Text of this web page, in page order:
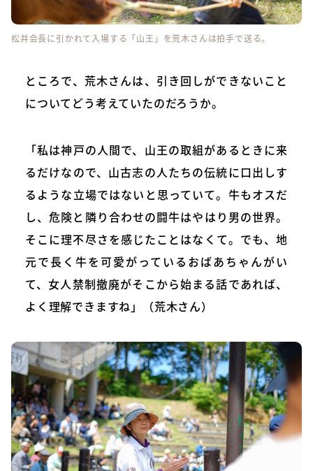
松井会長に引かれて入場する「山王」を荒木さんは拍手で送る。
ところで、荒木さんは、引き回しができないこと
についてどう考えていたのだろうか。
「私は神戸の人間で、山王の取組があるときに来
るだけなので、山古志の人たちの伝統に口出しす
るような立場ではないと思っていて。牛もオスだ
し、危険と隣り合わせの闘牛はやはり男の世界。
そこに理不尽さを感じたことはなくて。でも、地
元で長く牛を可愛がっているおばあちゃんがい
て、女人禁制撤廃がそこから始まる話であれば、
よく理解できますね」（荒木さん）